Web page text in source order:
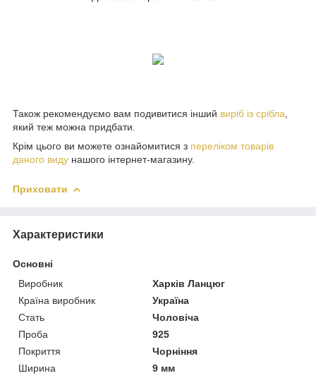
Також рекомендуємо вам подивитися інший виріб із срібла
який теж можна придбати.
Крім цього ви можете ознайомитися з переліком товарів
даного виду нашого інтернет-магазину.
Приховати
Характеристики
Основні
Виробник
Харків Ланцюг
Країна виробник
Україна
Стать
Чоловіча
Проба
925
Покриття
Чорніння
Ширина
9 мм